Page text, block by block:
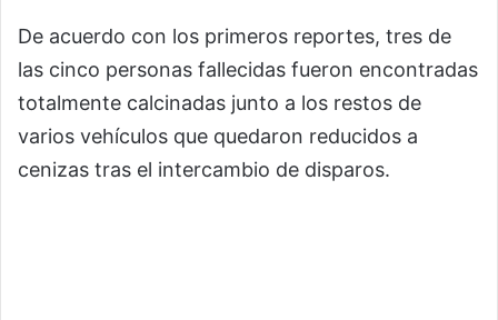
De acuerdo con los primeros reportes, tres de
las cinco personas fallecidas fueron encontradas
totalmente calcinadas junto a los restos de
varios vehículos que quedaron reducidos a
cenizas tras el intercambio de disparos.